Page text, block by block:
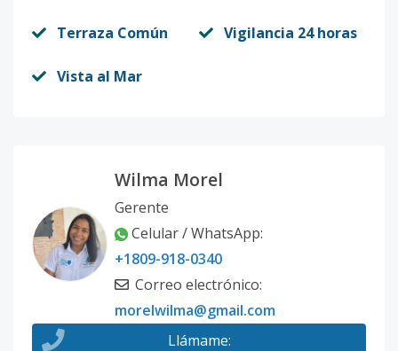
Terraza Común Vigilancia 24 horas
Vista al Mar
Wilma Morel
Gerente
Celular / WhatsApp:
+1809-918-0340
Correo electrónico:
morelwilma@gmail.com
Llámame: